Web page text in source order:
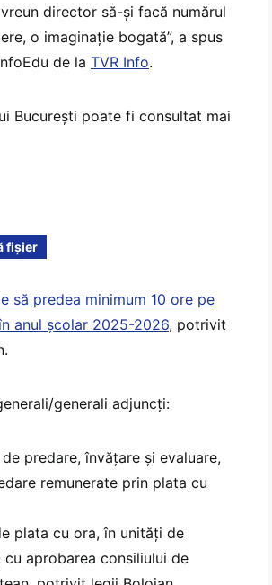
director să-și facă numărul
o imaginație bogată”, a spus
de la TVR Info.
București poate fi consultat mai
fișier
să predea minimum 10 ore pe
anul școlar 2025-2026, potrivit
generali adjuncți:
predare, învățare și evaluare,
remunerate prin plata cu
plata cu ora, în unități de
aprobarea consiliului de